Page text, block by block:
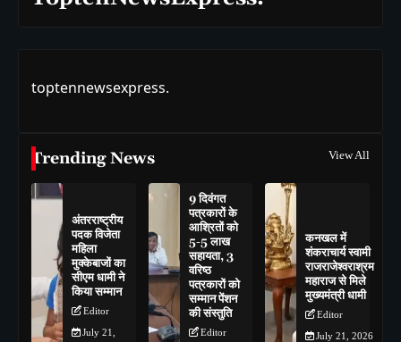
toptennewsexpress.
Trending News View All
अंतरराष्ट्रीय
पदक विजेता
महिला
मुक्केबाजों का
सीएम धामी ने
किया सम्मान
Editor
July 21,
9 दिवंगत
पत्रकारों के
आश्रितों को
5-5 लाख
सहायता, 3
वरिष्ठ
पत्रकारों को
सम्मान पेंशन
की संस्तुति
Editor
कनखल में
शंकराचार्य स्वामी
राजराजेश्वराश्रम
महाराज से मिले
मुख्यमंत्री धामी
Editor
July 21, 2026